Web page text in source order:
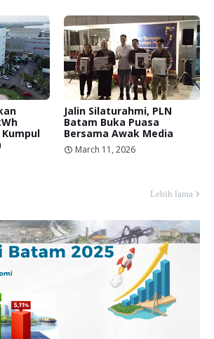
Jalin Silaturahmi, PLN
Batam Buka Puasa
Bersama Awak Media
March 11, 2026
Lebih lama